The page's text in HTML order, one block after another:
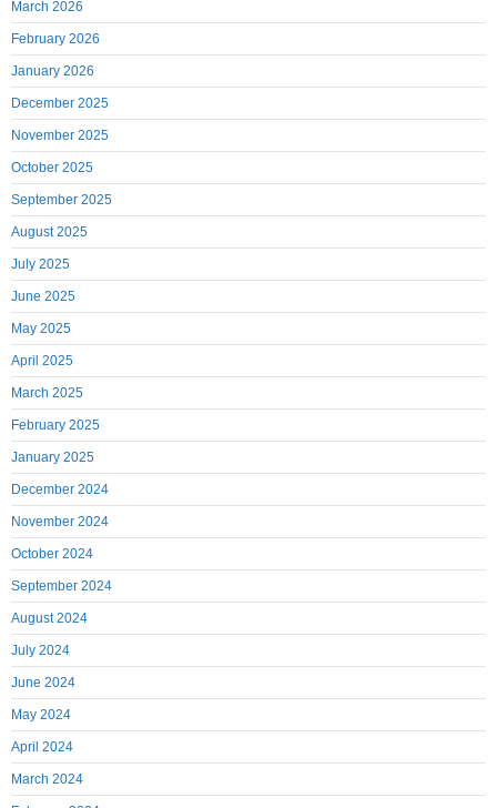
March 2026
February 2026
January 2026
December 2025
November 2025
October 2025
September 2025
August 2025
July 2025
June 2025
May 2025
April 2025
March 2025
February 2025
January 2025
December 2024
November 2024
October 2024
September 2024
August 2024
July 2024
June 2024
May 2024
April 2024
March 2024